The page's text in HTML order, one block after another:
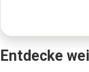
Entdecke